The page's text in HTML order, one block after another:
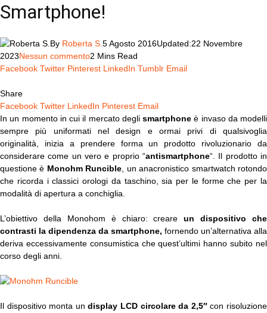
Smartphone!
By Roberta S. 5 Agosto 2016Updated:22 Novembre
2023Nessun commento2 Mins Read
Facebook Twitter Pinterest LinkedIn Tumblr Email
Share
Facebook Twitter LinkedIn Pinterest Email
In un momento in cui il mercato degli smartphone è invaso da modelli
sempre più uniformati nel design e ormai privi di qualsivoglia
originalità, inizia a prendere forma un prodotto rivoluzionario da
considerare come un vero e proprio “antismartphone“. Il prodotto in
questione è Monohm Runcible , un anacronistico smartwatch rotondo
che ricorda i classici orologi da taschino, sia per le forme che per la
modalità di apertura a conchiglia.
L’obiettivo della Monohom è chiaro: creareun dispositivo che
contrasti la dipendenza da smartphone, fornendo un’alternativa alla
deriva eccessivamente consumistica che quest’ultimi hanno subito nel
corso degli anni.
Il dispositivo monta undisplay LCD circolare da 2,5″con risoluzione